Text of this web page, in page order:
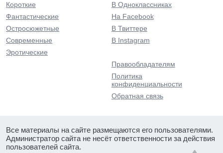
Короткие
Фантастические
Остросюжетные
Современные
Эротические
В Одноклассниках
На Facebook
В Твиттере
В Instagram
Правообладателям
Политика
конфиденциальности
Обратная связь
Все материалы на сайте размещаются его пользователями.
Администратор сайта не несёт ответственности за действия
пользователей сайта.